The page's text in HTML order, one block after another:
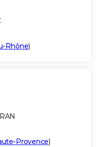
Rhône)
Provence)